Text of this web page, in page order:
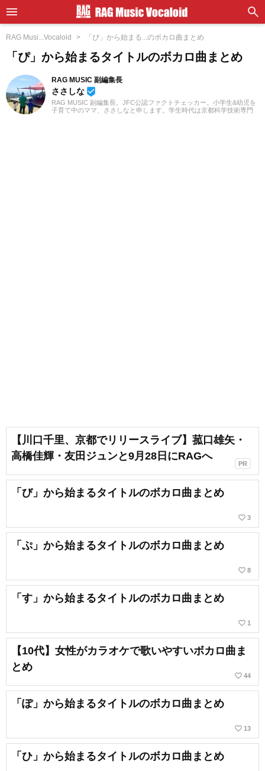
RAG Musi...Vocaloid 「ぴ」から始まる...のボカロ曲まとめ
「ぴ」から始まるタイトルのボカロ曲まとめ
RAG MUSIC 副編集長
ささしな beenhere
RAG MUSIC 副編集長。JFC公認ファクトチェッカー。小学生&幼児を
子育て中のママ、ささしなと申します。学生時代は京都科学技術専門
【川口千里、京都でリリースライブ】菰口雄矢・
高橋佳輝・友田ジュンと9月28日にRAGへ
PR
「び」から始まるタイトルのボカロ曲まとめ
favorite_border 3
「ぷ」から始まるタイトルのボカロ曲まとめ
favorite_border 8
「す」から始まるタイトルのボカロ曲まとめ
favorite_border 1
【10代】女性がカラオケで歌いやすいボカロ曲ま
とめ
favorite_border 44
「ぽ」から始まるタイトルのボカロ曲まとめ
favorite_border 13
「ひ」から始まるタイトルのボカロ曲まとめ